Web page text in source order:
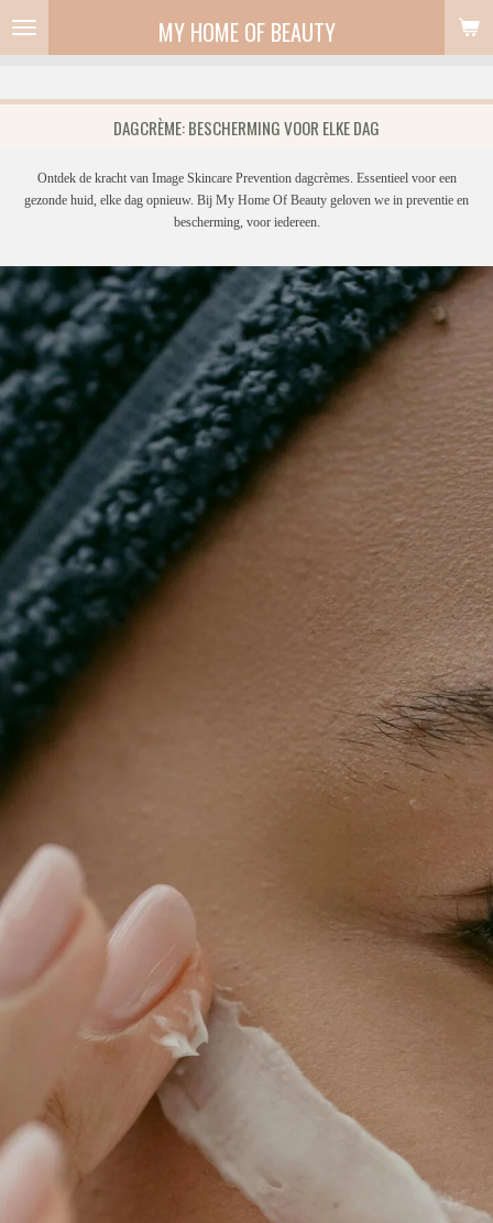
Ga
hoofdinhoud
MY HOME OF BEAUTY
DAGCRÈME: BESCHERMING VOOR ELKE DAG
Ontdek de kracht van Image Skincare Prevention dagcrèmes. Essentieel voor een
gezonde huid, elke dag opnieuw. Bij My Home Of Beauty geloven we in preventie en
bescherming, voor iedereen.